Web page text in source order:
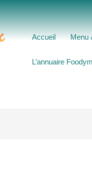
Accueil
Menu
L’annuaire